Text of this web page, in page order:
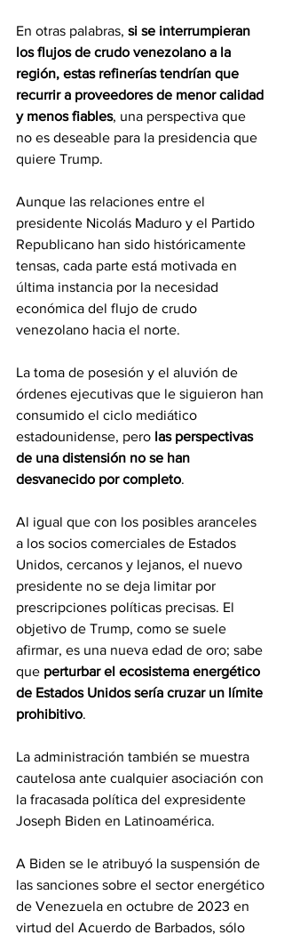
En otras palabras, si se interrumpieran
los flujos de crudo venezolano a la
región, estas refinerías tendrían que
recurrir a proveedores de menor calidad
y menos fiables, una perspectiva que
no es deseable para la presidencia que
quiere Trump.
Aunque las relaciones entre el
presidente Nicolás Maduro y el Partido
Republicano han sido históricamente
tensas, cada parte está motivada en
última instancia por la necesidad
económica del flujo de crudo
venezolano hacia el norte.
La toma de posesión y el aluvión de
órdenes ejecutivas que le siguieron han
consumido el ciclo mediático
estadounidense, pero las perspectivas
de una distensión no se han
desvanecido por completo.
Al igual que con los posibles aranceles
a los socios comerciales de Estados
Unidos, cercanos y lejanos, el nuevo
presidente no se deja limitar por
prescripciones políticas precisas. El
objetivo de Trump, como se suele
afirmar, es una nueva edad de oro; sabe
que perturbar el ecosistema energético
de Estados Unidos sería cruzar un límite
prohibitivo.
La administración también se muestra
cautelosa ante cualquier asociación con
la fracasada política del expresidente
Joseph Biden en Latinoamérica.
A Biden se le atribuyó la suspensión de
las sanciones sobre el sector energético
de Venezuela en octubre de 2023 en
virtud del Acuerdo de Barbados, sólo